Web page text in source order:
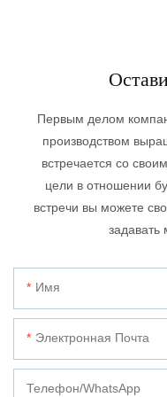
Первым делом
производством
встречается со
цели в отношении
встречи вы можете
задавать
Имя
Электронная Почта
Телефон/WhatsApp